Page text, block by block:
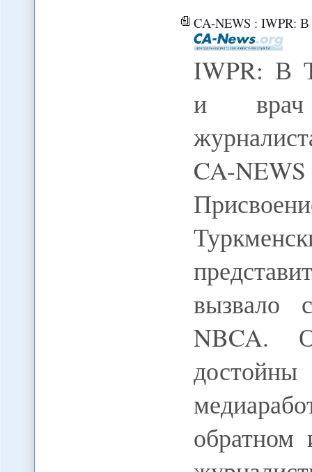
CA-NEWS : IWPR: В
IWPR: В
и врач
CA-
вызвало
NBCA.
обратном